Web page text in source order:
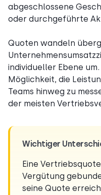
abgeschlossene
oder durchgeführte
Quoten wandeln
individueller Ebene
Möglichkeit, die
Teams hinweg zu
der meisten
Wichtiger
Eine
Vergütung
seine Quote